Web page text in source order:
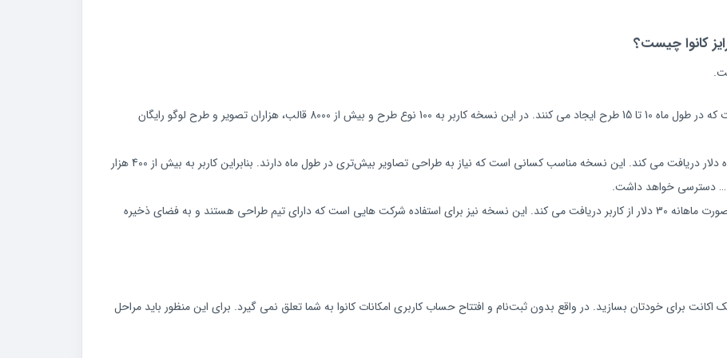
کانوا چیست؟
طرح نوع اول رایگان است و عموما مناسب کسانی است که در طول ماه 10 تا 15 طرح ایجاد می‌ کنند. در این نسخه کاربر به 100 نوع طرح و بیش از 8000 قالب، هزاران تصویر و طرح لوگو رایگان
نسخه پرو کانوا از هر کاربر به صورت ماهانه مبلغ سیزده دلار دریافت می‌ کند‌. این نسخه مناسب کسانی است که نیاز به طراحی تصاویر بیش‌تری در طول ماه دارند. بنابراین ‌کاربر به بیش از 400 هزار
نسخه اینترپرایز نیز که نسخه سازمانی کانوا است، به صورت ماهانه 30 دلار از کاربر دریافت می‌ کند. این نسخه نیز برای استفاده شرکت‌ هایی است که دارای تیم طراحی هستند و به فضای ذخیره
اکانت برای خودتان بسازید. در واقع بدون ثبت‌نام و افتتاح حساب کاربری امکانات کانوا به شما تعلق نمی‌ گیرد. برای این منظور باید مراحل